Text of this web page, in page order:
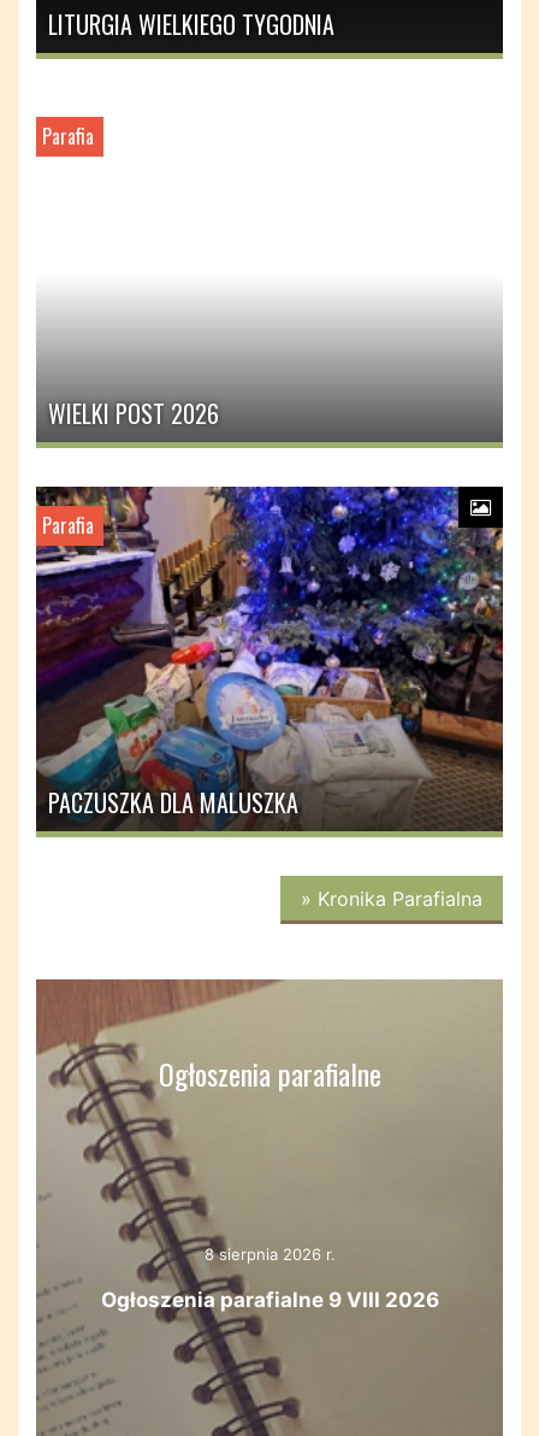
LITURGIA WIELKIEGO TYGODNIA
WIELKI POST 2026
Parafia
PACZUSZKA DLA MALUSZKA
Parafia
» Kronika Parafialna
Ogłoszenia parafialne
8 sierpnia 2026 r.
Ogłoszenia parafialne 9 VIII 2026